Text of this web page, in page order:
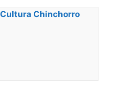
Cultura Chinchorro